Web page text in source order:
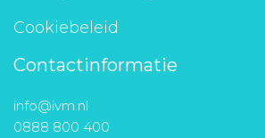
Cookiebeleid
Contactinformatie
info@ivm.nl
0888 800 400